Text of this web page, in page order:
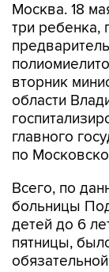
Москва. 18
три ребенка,
вторник
области
главного
по
Всего, по
больницы
детей до 6
пятницы,